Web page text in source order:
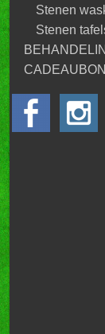
Stenen
Stenen